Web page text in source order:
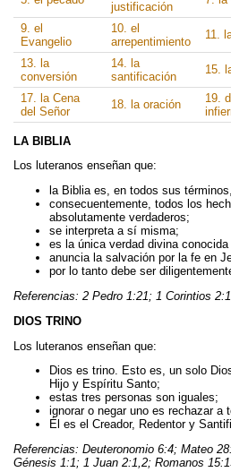
justificación
9. el
Evangelio
10. el
arrepentimiento
11.
13. la
conversión
14. la
santificación
15.
17. la Cena
del Señor
18. la oración
19.
LA BIBLIA
Los luteranos enseñan que:
la Biblia es, en todos sus
consecuentemente, todos los
absolutamente verdaderos;
se interpreta a sí misma;
es la única verdad divina
anuncia la salvación por la fe en
por lo tanto debe ser
Referencias: 2 Pedro 1:21; 1 Corintios
DIOS TRINO
Los luteranos enseñan que:
Dios es trino. Esto es, un solo
Hijo y Espíritu Santo;
estas tres personas son iguales;
ignorar o negar uno es rechazar a
Él es el Creador, Redentor y
Referencias: Deuteronomio 6:4; Mateo
Génesis 1:1; 1 Juan 2:1,2; Romanos